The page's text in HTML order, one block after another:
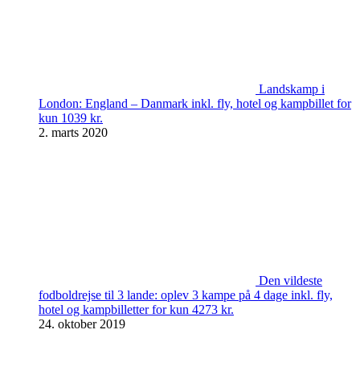
Landskamp i
London: England – Danmark inkl. fly, hotel og kampbillet for
kun 1039 kr.
2. marts 2020
Den vildeste
fodboldrejse til 3 lande: oplev 3 kampe på 4 dage inkl. fly,
hotel og kampbilletter for kun 4273 kr.
24. oktober 2019